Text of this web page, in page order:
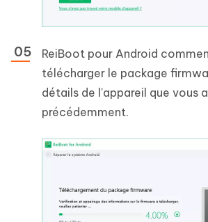
ReiBoot pour Android
télécharger le package
détails de l'appareil que vous
précédemment.